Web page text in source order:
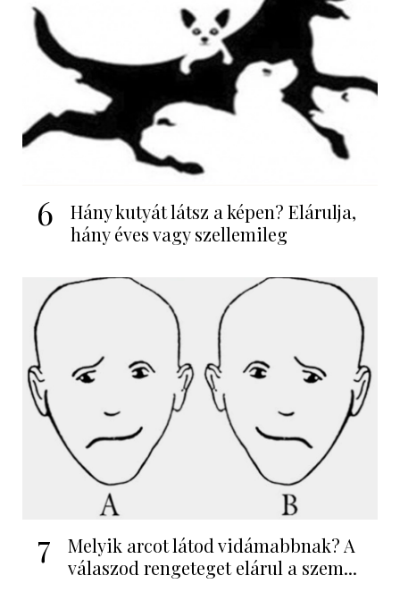
6
Hány kutyát látsz a képen? Elárulja,
hány éves vagy szellemileg
7
Melyik arcot látod vidámabbnak? A
válaszod rengeteget elárul a szem...